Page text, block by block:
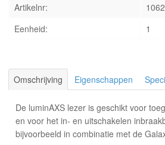
Artikelnr:
Eenheid:
1
Omschrijving Eigenschappen
De luminAXS lezer is geschikt voor
en voor het in- en uitschakelen
bijvoorbeeld in combinatie met de